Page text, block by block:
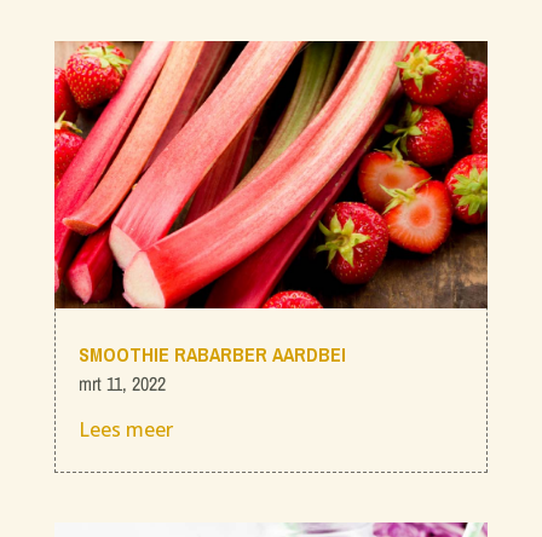
SMOOTHIE RABARBER AARDBEI
mrt 11, 2022
Lees meer